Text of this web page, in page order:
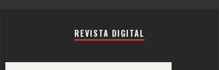
REVISTA DIGITAL